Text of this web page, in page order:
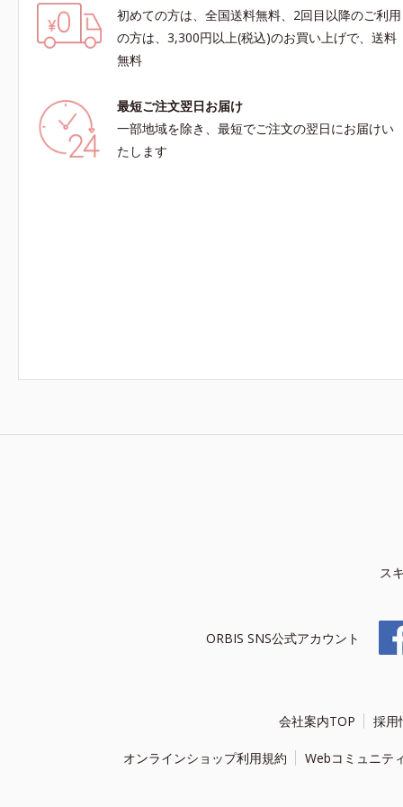
初めての方は、全国送料無料、2回目以降のご利用
の方は、3,300円以上(税込)のお買い上げで、送料
無料
最短ご注文翌日お届け
一部地域を除き、最短でご注文の翌日にお届けい
たします
ス
ORBIS SNS公式アカウント
会社案内TOP 採用
オンラインショップ利用規約 Webコミュニテ